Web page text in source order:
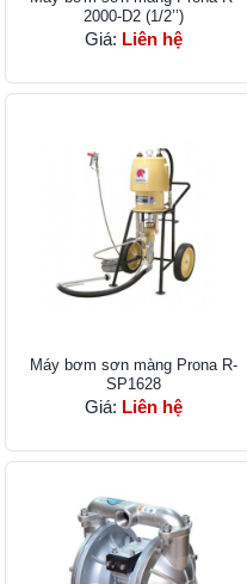
2000-D2 (1/2’’)
Giá: Liên hệ
Máy bơm sơn màng Prona R-
SP1628
Giá: Liên hệ